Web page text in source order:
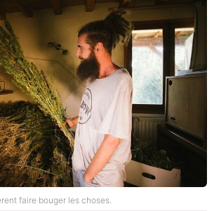
faire bouger les choses.